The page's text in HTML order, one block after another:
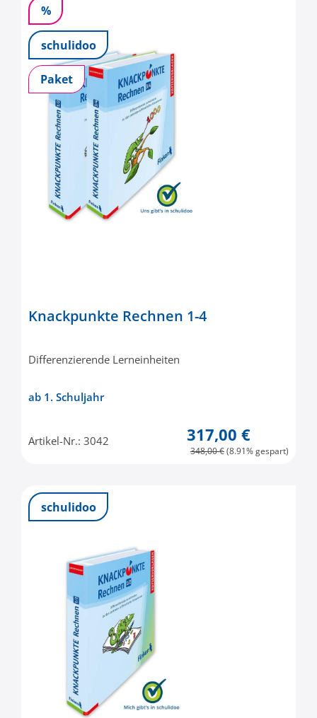
%
schulidoo
Paket
Knackpunkte Rechnen 1-4
Differenzierende Lerneinheiten
ab 1. Schuljahr
Artikel-Nr.: 3042 317,00 €
348,00 €(8.91% gespart)
schulidoo